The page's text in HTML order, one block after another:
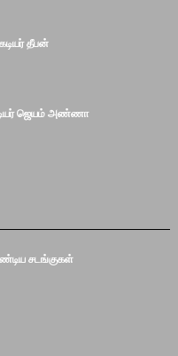
தீபன்
ஜெயம் அண்ணா
சடங்குகள்